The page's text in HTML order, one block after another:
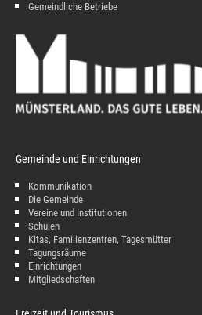
Gemeindliche Betriebe
Gemeinde und Einrichtungen
Kommunikation
Die Gemeinde
Vereine und Institutionen
Schulen
Kitas, Familienzentren, Tagesmütter
Tagungsräume
Einrichtungen
Mitgliedschaften